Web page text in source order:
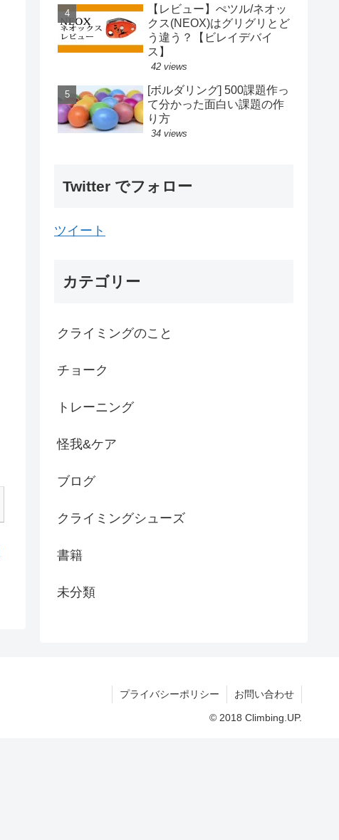
【レビュー】ぺツル/ネオッ
クス(NEOX)はグリグリとど
う違う？【ビレイデバイ
ス】
42 views
[ボルダリング] 500課題作っ
て分かった面白い課題の作
り方
34 views
Twitter でフォロー
ツイート
カテゴリー
クライミングのこと
チョーク
トレーニング
怪我&ケア
ブログ
クライミングシューズ
書籍
未分類
プライバシーポリシー お問い合わせ
© 2018 Climbing.UP.